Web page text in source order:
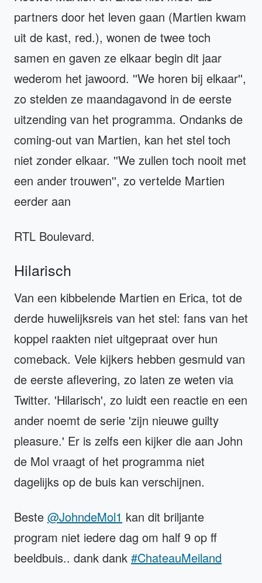
partners door het leven gaan (Martien kwam
uit de kast, red.), wonen de twee toch
samen en gaven ze elkaar begin dit jaar
wederom het jawoord. ''We horen bij elkaar'',
zo stelden ze maandagavond in de eerste
uitzending van het programma. Ondanks de
coming-out van Martien, kan het stel toch
niet zonder elkaar. ''We zullen toch nooit met
een ander trouwen'', zo vertelde Martien
eerder aan
RTL Boulevard.
Hilarisch
Van een kibbelende Martien en Erica, tot de
derde huwelijksreis van het stel: fans van het
koppel raakten niet uitgepraat over hun
comeback. Vele kijkers hebben gesmuld van
de eerste aflevering, zo laten ze weten via
Twitter. 'Hilarisch', zo luidt een reactie en een
ander noemt de serie 'zijn nieuwe guilty
pleasure.' Er is zelfs een kijker die aan John
de Mol vraagt of het programma niet
dagelijks op de buis kan verschijnen.
Beste @JohndeMol1 kan dit briljante
program niet iedere dag om half 9 op ff
beeldbuis.. dank dank #ChateauMeiland